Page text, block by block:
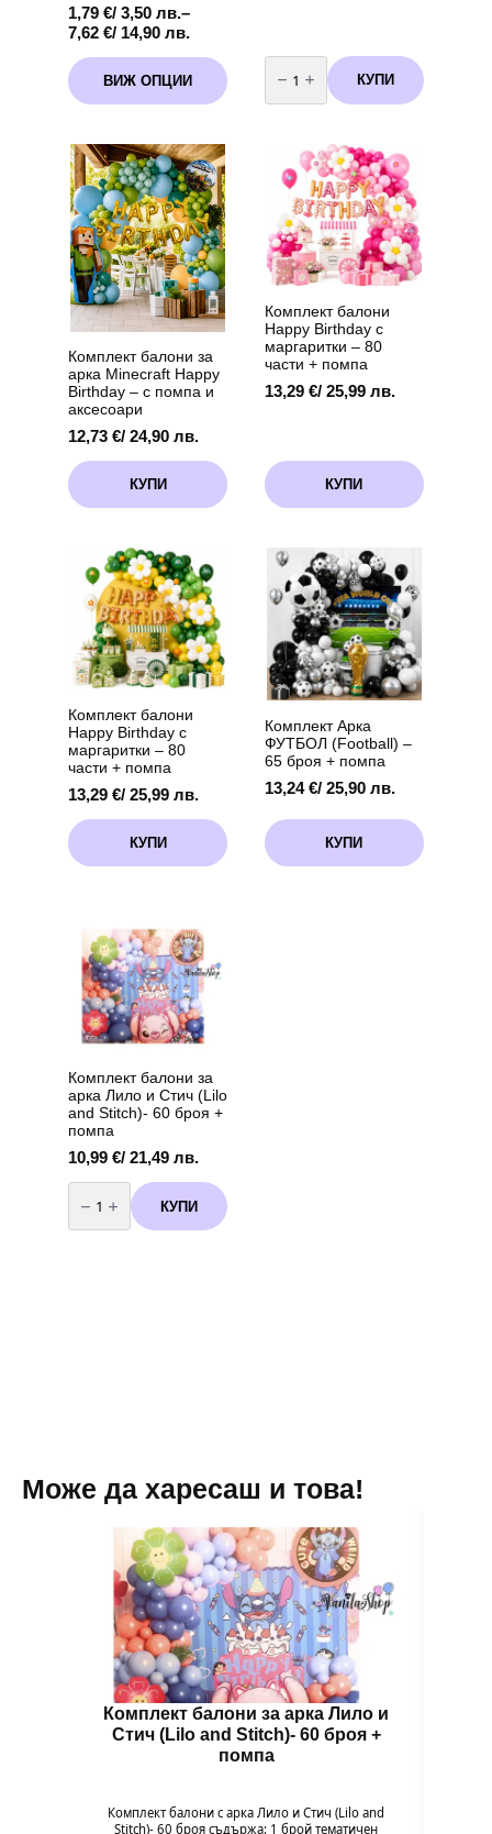
1,79 €/ 3,50 лв.–
7,62 €/ 14,90 лв.
Price
1,79 €
/
3,50 лв.
7,62 €
/
14,90 лв.
ВИЖ ОПЦИИ
This
product
has
variants.
The
options
may
be
chosen
on
the
product
page
количество
за
Балон
Фолио
Baby
Shark
36
см
+
дръжка
КУПИ
Комплект балони за
арка Minecraft Happy
Birthday – с помпа и
аксесоари
12,73 €/ 24,90 лв.
КУПИ
Комплект балони
Happy Birthday с
маргаритки – 80
части + помпа
13,29 €/ 25,99 лв.
КУПИ
Комплект балони
Happy Birthday с
маргаритки – 80
части + помпа
13,29 €/ 25,99 лв.
КУПИ
Комплект Арка
ФУТБОЛ (Football) –
65 броя + помпа
13,24€/ 25,90 лв.
КУПИ
Комплект балони за
арка Лило и Стич (Lilo
and Stitch)- 60 броя +
помпа
10,99 €/ 21,49 лв.
количество
за
Комплект
балони
КУПИ
Може да харесаш и това!
Комплект балони за арка Лило и
Стич (Lilo and Stitch)- 60 броя +
помпа
Комплект балони с арка Лило и Стич (Lilo and
Stitch)- 60 броя съдържа: 1 брой тематичен